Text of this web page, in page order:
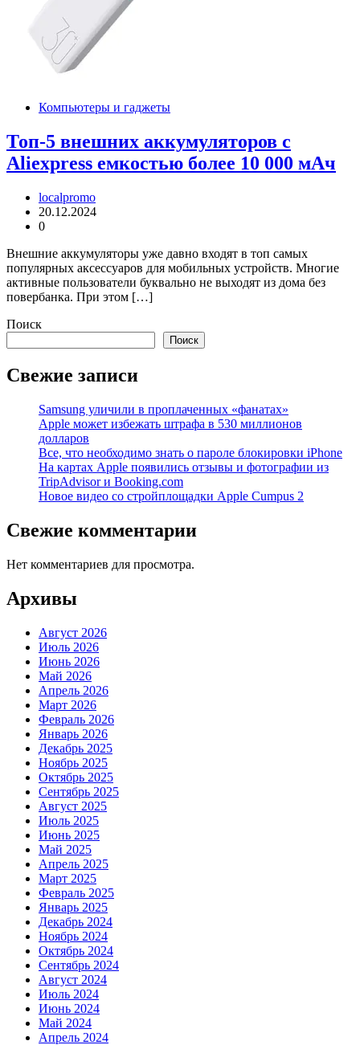
Компьютеры и гаджеты
Топ-5 внешних аккумуляторов c
Aliexpress емкостью более 10 000 мАч
localpromo
20.12.2024
0
Внешние аккумуляторы уже давно входят в топ самых
популярных аксессуаров для мобильных устройств. Многие
активные пользователи буквально не выходят из дома без
повербанка. При этом […]
Поиск
Поиск
Свежие записи
Samsung уличили в проплаченных «фанатах»
Apple может избежать штрафа в 530 миллионов
долларов
Все, что необходимо знать о пароле блокировки iPhone
На картах Apple появились отзывы и фотографии из
TripAdvisor и Booking.com
Новое видео со стройплощадки Apple Cumpus 2
Свежие комментарии
Нет комментариев для просмотра.
Архивы
Август 2026
Июль 2026
Июнь 2026
Май 2026
Апрель 2026
Март 2026
Февраль 2026
Январь 2026
Декабрь 2025
Ноябрь 2025
Октябрь 2025
Сентябрь 2025
Август 2025
Июль 2025
Июнь 2025
Май 2025
Апрель 2025
Март 2025
Февраль 2025
Январь 2025
Декабрь 2024
Ноябрь 2024
Октябрь 2024
Сентябрь 2024
Август 2024
Июль 2024
Июнь 2024
Май 2024
Апрель 2024